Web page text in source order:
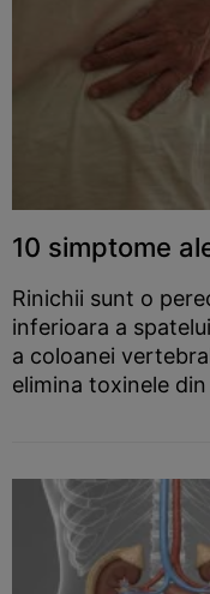
10 simptome
Rinichii sunt o
inferioara a
a coloanei
elimina toxinele